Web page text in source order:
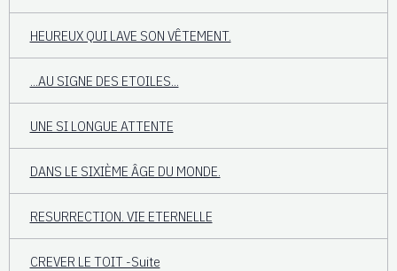
HEUREUX QUI LAVE SON VÊTEMENT.
...AU SIGNE DES ETOILES...
UNE SI LONGUE ATTENTE
DANS LE SIXIÈME ÂGE DU MONDE.
RESURRECTION. VIE ETERNELLE
CREVER LE TOIT -Suite